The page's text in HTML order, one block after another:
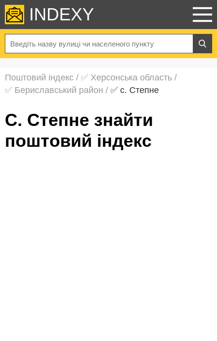
INDEXY
Поштовий індекс / ✅ Херсонська область /
✅ Бериславський район / ✅ с. Степне
с. Степне знайти
поштовий індекс